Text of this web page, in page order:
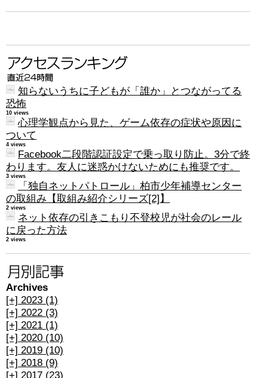
知らないうちに子どもが「誰か」とつながってる
恐怖
10 views
心理学観点から見た、ゲーム依存の症状や原因に
ついて
4 views
Facebook二段階認証設定で乗っ取り防止。3分で終
わります。友人に迷惑かけないためにも推奨です。
3 views
「独自ネットパトロール」柏市少年補導センター
の取組み【取組み紹介シリーズ[2]】
2 views
ネット依存の引きこもり不登校児が社会のレール
に戻った方法
2 views
Archives
[+] 2023 (1)
[+] 2022 (3)
[+] 2021 (1)
[+] 2020 (10)
[+] 2019 (10)
[+] 2018 (9)
[+] 2017 (23)